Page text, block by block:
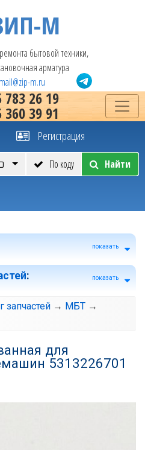
М
бытовой техники,
арматура
mail@zip-m.ru
783 26 19
360 39 91
Регистрация
По коду Найти
показать
: показать
запчастей → МБТ →
для
5313226701